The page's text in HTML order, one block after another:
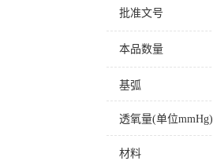
批准文号
本品数量
基弧
透氧量(单位mmHg)
材料